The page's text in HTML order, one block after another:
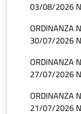
03/08/2026
ORDINANZA
30/07/2026
ORDINANZA
27/07/2026
ORDINANZA
21/07/2026